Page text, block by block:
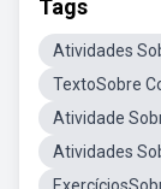
Tags
Atividades
TextoSobre
Atividade
Atividades